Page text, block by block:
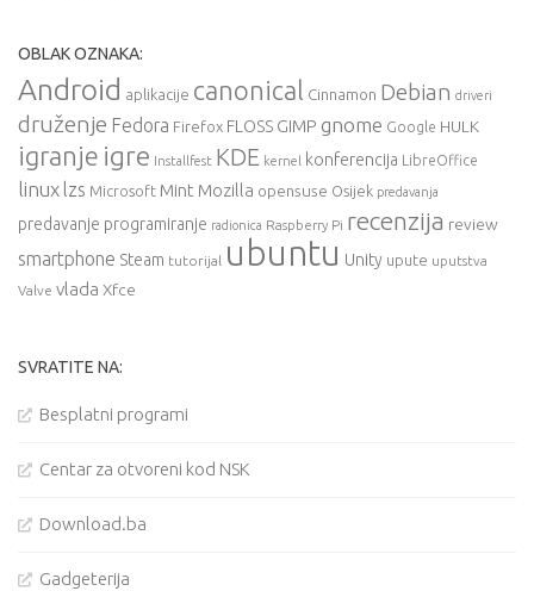
OBLAK OZNAKA:
Android aplikacije canonical Cinnamon Debian driveri
druženje Fedora Firefox FLOSS GIMP gnome Google HULK
igranje igre Installfest KDE kernel konferencija LibreOffice
linux lzs Microsoft Mint Mozilla opensuse Osijek predavanja
predavanje programiranje radionica Raspberry Pi recenzija review
smartphone Steam tutorijal ubuntu Unity upute uputstva
Valve vlada Xfce
SVRATITE NA:
Besplatni programi
Centar za otvoreni kod NSK
Download.ba
Gadgeterija